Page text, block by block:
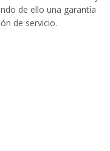
de ello una garantía
de servicio.